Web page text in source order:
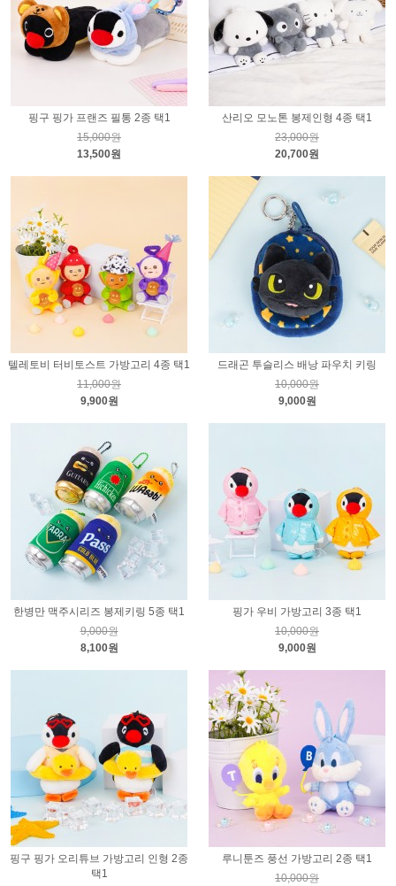
핑구 핑가 프랜즈 필통 2종 택1
15,000원
13,500원
산리오 모노톤 봉제인형 4종 택1
23,000원
20,700원
텔레토비 터비토스트 가방고리 4종 택1
11,000원
9,900원
드래곤 투슬리스 배낭 파우치 키링
10,000원
9,000원
한병만 맥주시리즈 봉제키링 5종 택1
9,000원
8,100원
핑가 우비 가방고리 3종 택1
10,000원
9,000원
핑구 핑가 오리튜브 가방고리 인형 2종
택1
루니툰즈 풍선 가방고리 2종 택1
10,000원